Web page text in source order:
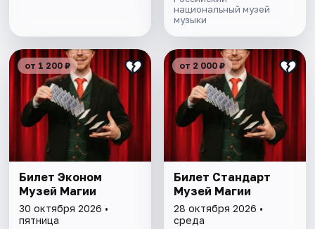
национальный музей
музыки
от 1 200 ₽
Билет Эконом
Музей Магии
30 октября 2026 •
пятница
от 2 000 ₽
Билет Стандарт
Музей Магии
28 октября 2026 •
среда